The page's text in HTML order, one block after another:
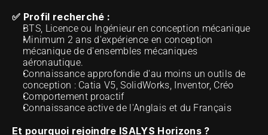
✅ Profil recherché :
BTS, Licence ou Ingénieur en conception mécanique
Minimum 2 ans d'expérience en conception
mécanique de d'ensembles mécaniques
aéronautique.
Connaissance approfondie d'au moins un outils de
conception : Catia V5, SolidWorks, Inventor, Créo
Comportement proactif
Connaissance active de l'Anglais et du Français
Et pourquoi rejoindre ISALYS Horizons ?